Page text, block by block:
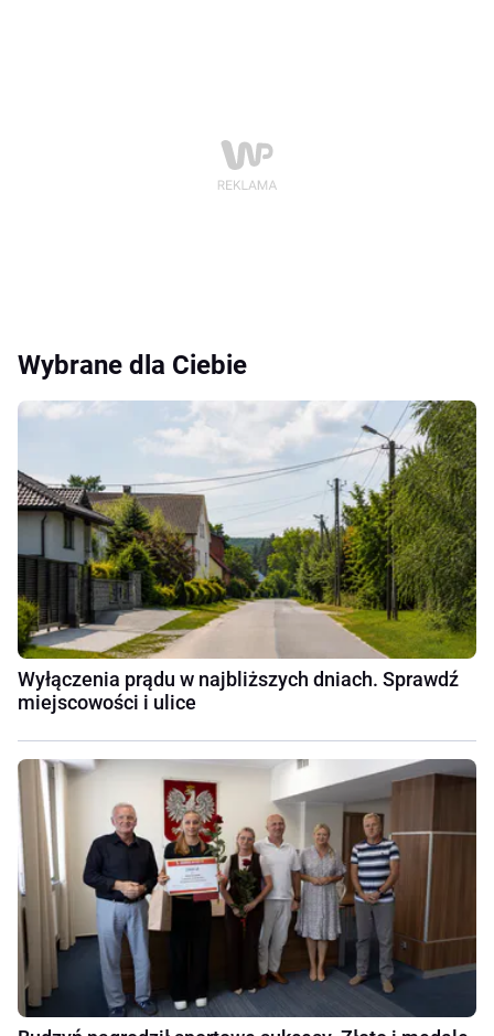
Wybrane dla Ciebie
Wyłączenia prądu w najbliższych dniach. Sprawdź
miejscowości i ulice